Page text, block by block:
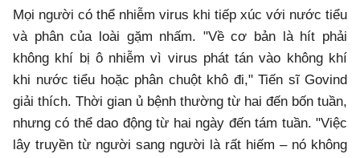
Mọi người có thể nhiễm virus khi tiếp xúc với nước tiểu
và phân của loài gặm nhấm. "Về cơ bản là hít phải
không khí bị ô nhiễm vì virus phát tán vào không khí
khi nước tiểu hoặc phân chuột khô đi," Tiến sĩ Govind
giải thích. Thời gian ủ bệnh thường từ hai đến bốn tuần,
nhưng có thể dao động từ hai ngày đến tám tuần. "Việc
lây truyền từ người sang người là rất hiếm – nó không